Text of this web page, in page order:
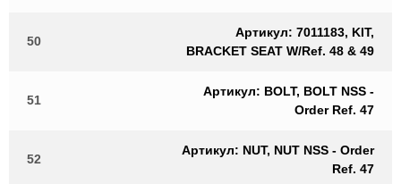
50
Артикул: 7011183, KIT,
BRACKET SEAT W/Ref. 48 & 49
51
Артикул: BOLT, BOLT NSS -
Order Ref. 47
52
Артикул: NUT, NUT NSS - Order
Ref. 47